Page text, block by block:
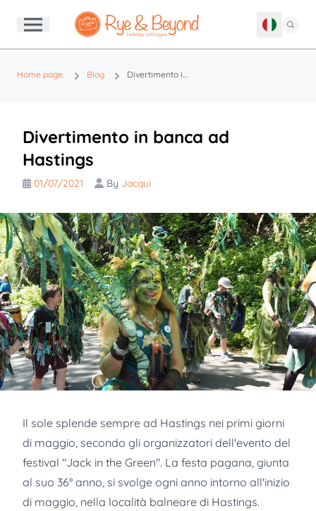
Home page. Blog Divertimento in banca ad Hastings
Divertimento in banca ad
Hastings
01/07/2021 By Jacqui
Il sole splende sempre ad Hastings nei primi giorni
di maggio, secondo gli organizzatori dell'evento del
festival "Jack in the Green". La festa pagana, giunta
al suo 36° anno, si svolge ogni anno intorno all'inizio
di maggio, nella località balneare di Hastings.